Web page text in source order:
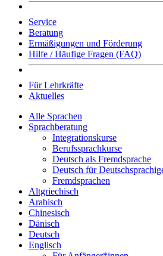
Service
Beratung
Ermäßigungen und Förderung
Hilfe / Häufige Fragen (FAQ)
Für Lehrkräfte
Aktuelles
Alle Sprachen
Sprachberatung
Integrationskurse
Berufssprachkurse
Deutsch als Fremdsprache
Deutsch für
Fremdsprachen
Altgriechisch
Arabisch
Chinesisch
Dänisch
Deutsch
Englisch